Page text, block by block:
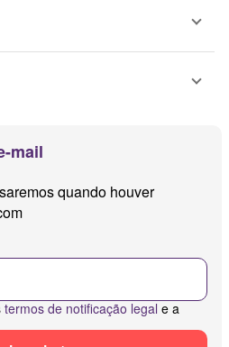
mail
quando houver
termos de notificação legal e a